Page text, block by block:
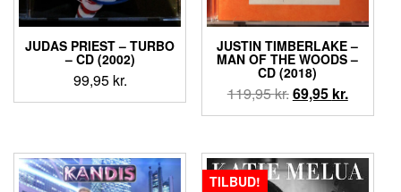
JUDAS PRIEST ‎– TURBO
– CD (2002)
99,95 kr.
JUSTIN TIMBERLAKE –
MAN OF THE WOODS –
CD (2018)
119,95kr.Den
oprindelige
var:
119,95 kr..
69,95 kr.Den
aktuelle
er:
69,95
TILBUD!